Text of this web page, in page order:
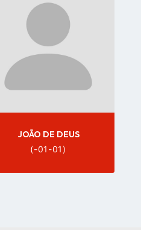
profile
page
JOÃO DE DEUS
(-01-01)